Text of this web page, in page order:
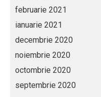
februarie 2021
ianuarie 2021
decembrie 2020
noiembrie 2020
octombrie 2020
septembrie 2020